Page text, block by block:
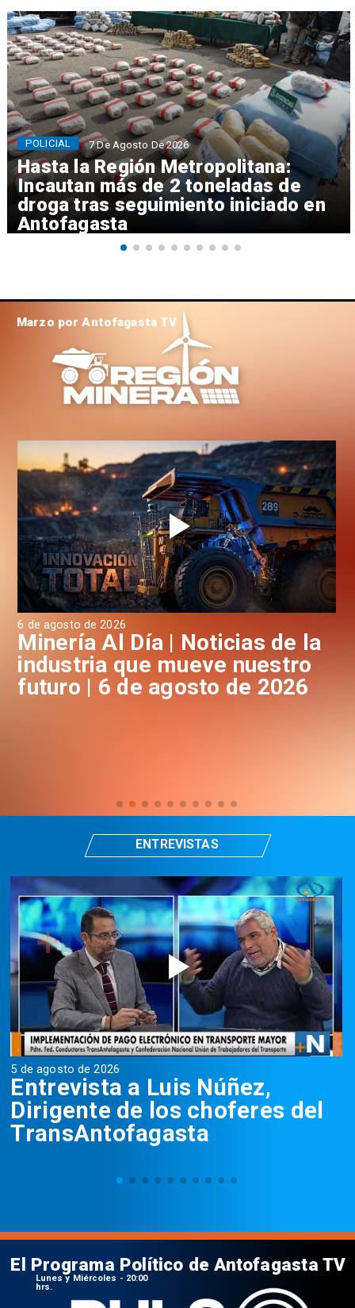
Hasta la Región Metropolitana:
Incautan más de 2 toneladas de
droga tras seguimiento iniciado en
Antofagasta
POLICIAL 7 De Agosto De 2026
6 de agosto de 2026
Minería Al Día | Noticias de la
industria que mueve nuestro
futuro | 6 de agosto de 2026
Marzo por Antofagasta TV
5 de agosto de 2026
Entrevista a Luis Núñez,
Dirigente de los choferes del
TransAntofagasta
ENTREVISTAS
El Programa Político de Antofagasta TV
Lunes y Miércoles - 20:00
hrs.